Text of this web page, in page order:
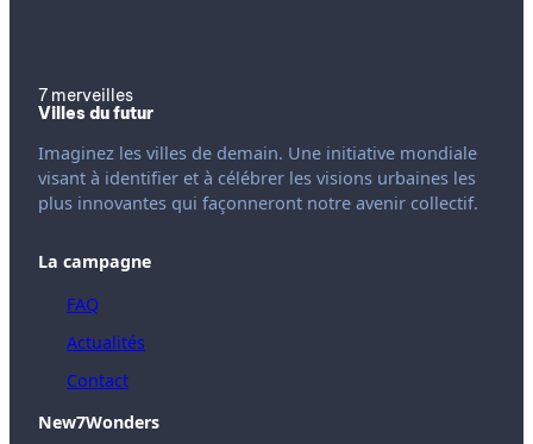
7 merveilles
Villes du futur
Imaginez les villes de demain. Une initiative mondiale
visant à identifier et à célébrer les visions urbaines les
plus innovantes qui façonneront notre avenir collectif.
La campagne
FAQ
Actualités
Contact
New7Wonders